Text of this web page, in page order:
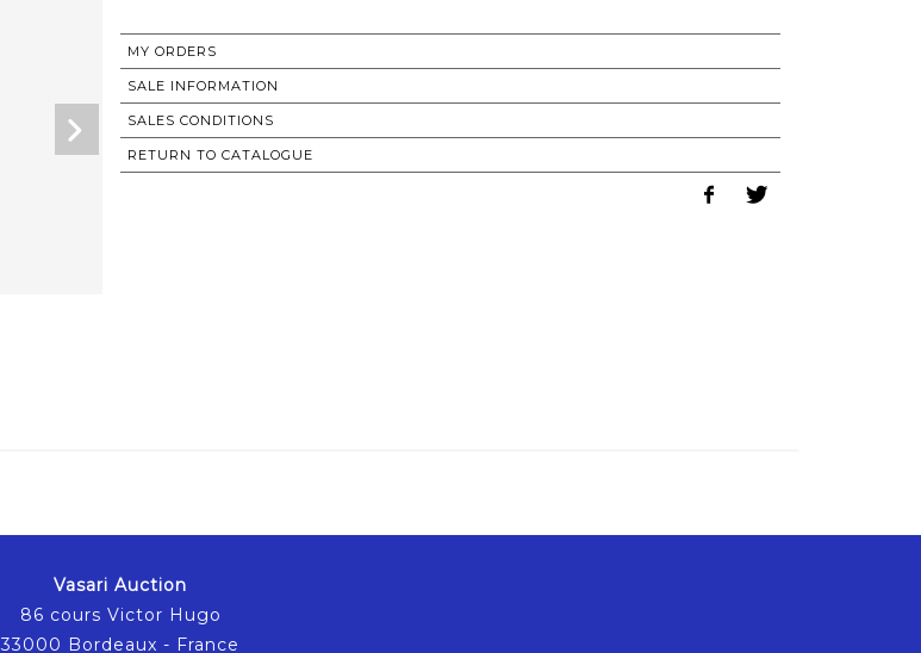
MY ORDERS
SALE INFORMATION
SALES CONDITIONS
RETURN TO CATALOGUE
Vasari Auction
86 cours Victor Hugo
33000 Bordeaux - France